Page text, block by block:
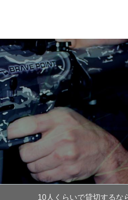
10人くらいで貸切するな